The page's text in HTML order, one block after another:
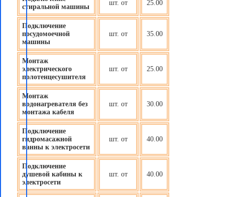
стиральной машины
шт. от 25.00
Подключение
посудомоечной
машины
шт. от 35.00
Монтаж
электрического
полотенцесушителя
шт. от 25.00
Монтаж
водонагревателя без
монтажа кабеля
шт. от 30.00
Подключение
гидромасажной
ванны к электросети
шт. от 40.00
Подключение
душевой кабины к
электросети
шт. от 40.00